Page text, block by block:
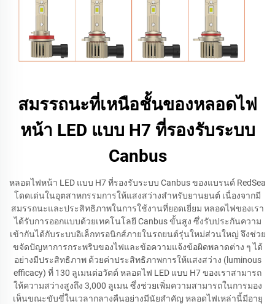
สมรรถนะที่เหนือชั้นของหลอดไฟ
หน้า LED แบบ H7 ที่รองรับระบบ
Canbus
หลอดไฟหน้า LED แบบ H7 ที่รองรับระบบ Canbus ของแบรนด์ RedSea
โดดเด่นในอุตสาหกรรมการให้แสงสว่างสำหรับยานยนต์ เนื่องจากมี
สมรรถนะและประสิทธิภาพในการใช้งานที่ยอดเยี่ยม หลอดไฟของเรา
ได้รับการออกแบบด้วยเทคโนโลยี Canbus ขั้นสูง ซึ่งรับประกันความ
เข้ากันได้กับระบบอิเล็กทรอนิกส์ภายในรถยนต์รุ่นใหม่ส่วนใหญ่ จึงช่วย
ขจัดปัญหาการกระพริบของไฟและข้อความแจ้งข้อผิดพลาดต่าง ๆ ได้
อย่างมีประสิทธิภาพ ด้วยค่าประสิทธิภาพการให้แสงสว่าง (luminous
efficacy) ที่ 130 ลูเมนต่อวัตต์ หลอดไฟ LED แบบ H7 ของเราสามารถ
ให้ความสว่างสูงถึง 3,000 ลูเมน ซึ่งช่วยเพิ่มความสามารถในการมอง
เห็นขณะขับขี่ในเวลากลางคืนอย่างมีนัยสำคัญ หลอดไฟเหล่านี้มีอายุ